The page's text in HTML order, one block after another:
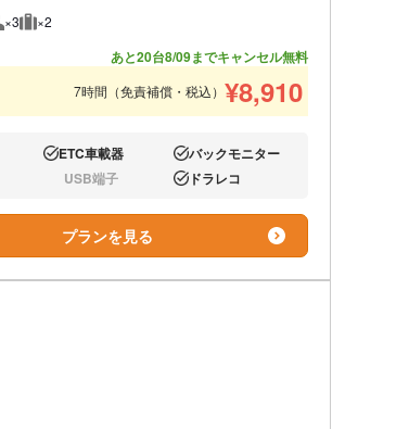
推奨人数
×3 推奨荷物
×2
あと20台8/09までキャンセル無料
7時間（免責補償・税込） ¥8,910
あり:ETC車載器 あり:バックモニター
なし:USB端子 あり:ドラレコ
プランを見る